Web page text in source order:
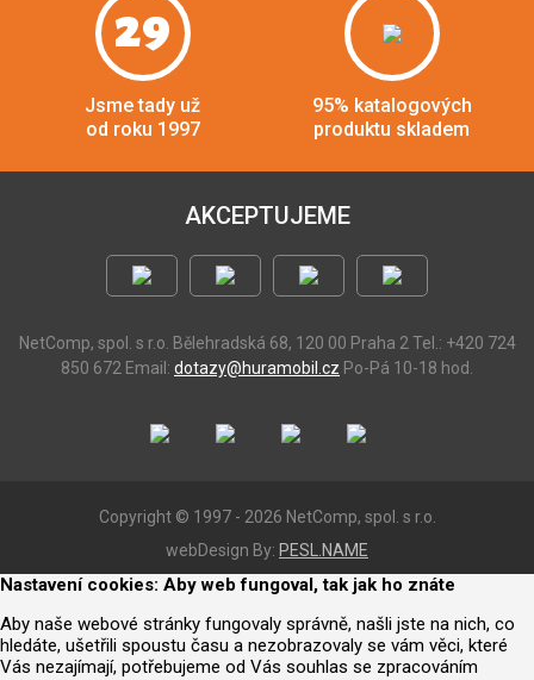
29
Jsme tady už
od roku 1997
95% katalogových
produktu skladem
AKCEPTUJEME
NetComp, spol. s r.o. Bělehradská 68, 120 00 Praha 2 Tel.: +420 724
850 672 Email: dotazy@huramobil.cz Po-Pá 10-18 hod.
Copyright © 1997 - 2026 NetComp, spol. s r.o.
webDesign By: PESL.NAME
Nastavení cookies: Aby web fungoval, tak jak ho znáte
Aby naše webové stránky fungovaly správně, našli jste na nich, co
hledáte, ušetřili spoustu času a nezobrazovaly se vám věci, které
Vás nezajímají, potřebujeme od Vás souhlas se zpracováním